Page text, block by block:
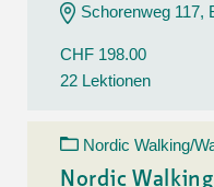
Schorenweg 117,
CHF 198.00
22 Lektionen
Nordic Walking/
Nordic